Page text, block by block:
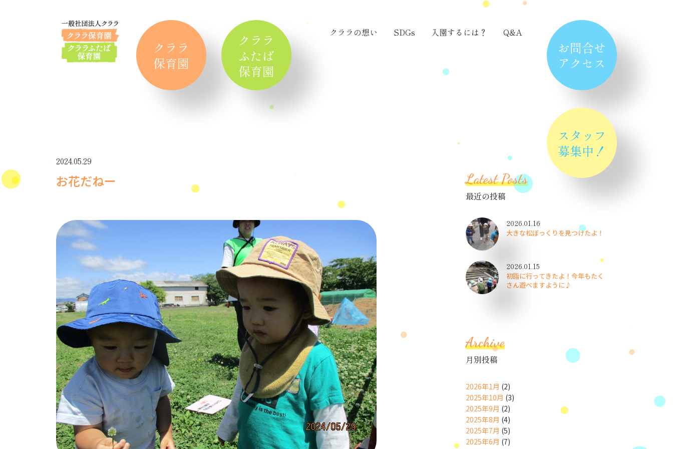
クララ
保育園
クララ
ふたば
保育園
お問合せ
アクセス
スタッフ
募集中！
クララの想い SDGs 入園するには？ Q&A
2024.05.29
お花だねー Latest Posts
最近の投稿
2026.01.16
大きな松ぼっくりを見つけたよ！
2026.01.15
初詣に行ってきたよ！今年もたく
さん遊べますように♪
Archive
月別投稿
2026年1月 (2)
2025年10月 (3)
2025年9月 (2)
2025年8月 (4)
2025年7月 (5)
2025年6月 (7)